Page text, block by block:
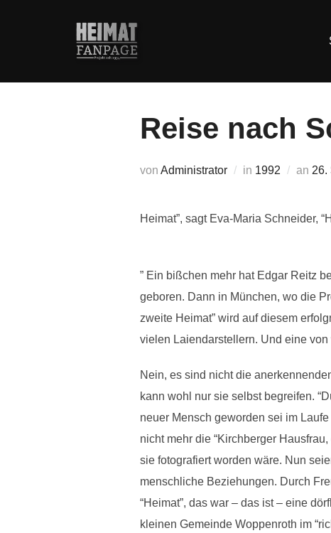
Reise nach
von Administrator in 1992 an 26.
Heimat”, sagt Eva-Maria Schneider,
” Ein bißchen mehr hat Edgar Reitz
geboren. Dann in München, wo die
zweite Heimat” wird auf diesem
vielen Laiendarstellern. Und eine
Nein, es sind nicht die
kann wohl nur sie selbst begreifen.
neuer Mensch geworden sei im
nicht mehr die “Kirchberger
sie fotografiert worden wäre. Nun
menschliche Beziehungen. Durch
“Heimat”, das war – das ist – eine
kleinen Gemeinde Woppenroth im